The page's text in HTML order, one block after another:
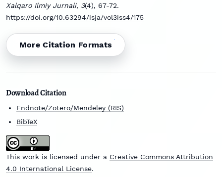
Xalqaro Ilmiy Jurnali, 3(4), 67-72.
https://doi.org/10.63294/isja/vol3iss4/175
More Citation Formats
Download Citation
Endnote/Zotero/Mendeley (RIS)
BibTeX
This work is licensed under a Creative Commons Attribution
4.0 International License.